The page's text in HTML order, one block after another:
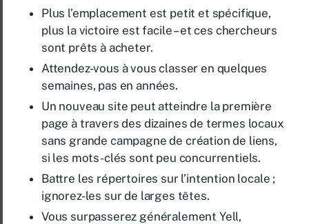
Plus l’emplacement est petit et spécifique,
plus la victoire est facile – et ces chercheurs
sont prêts à acheter.
Attendez-vous à vous classer en quelques
semaines, pas en années.
Un nouveau site peut atteindre la première
page à travers des dizaines de termes locaux
sans grande campagne de création de liens,
si les mots-clés sont peu concurrentiels.
Battre les répertoires sur l’intention locale ;
ignorez-les sur de larges têtes.
Vous surpasserez généralement Yell,